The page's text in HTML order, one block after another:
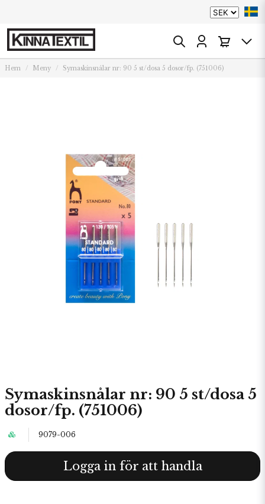
Hem Meny Symaskinsnålar nr: 90 5 st/dosa 5 dosor/fp. (751006)
Symaskinsnålar nr: 90 5 st/dosa 5
dosor/fp. (751006)
9079-006
Logga in för att handla